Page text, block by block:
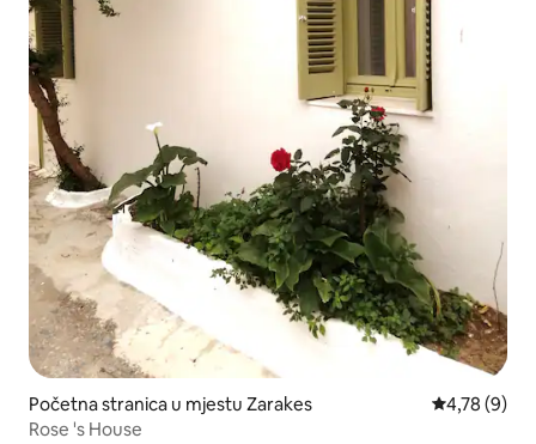
Početna stranica u mjestu Zarakes prosječna
4,78 (9)
Rose 's House